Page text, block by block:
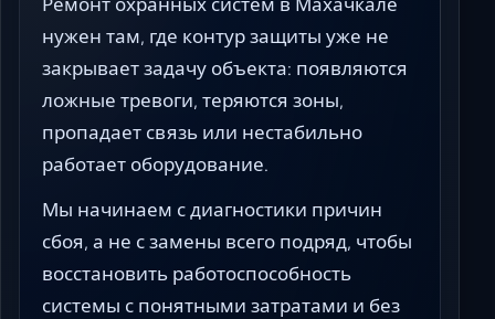
нужен там, где контур защиты уже не
закрывает задачу объекта: появляются
ложные тревоги, теряются зоны,
пропадает связь или нестабильно
работает оборудование.
Мы начинаем с диагностики причин
сбоя, а не с замены всего подряд, чтобы
восстановить работоспособность
системы с понятными затратами и без